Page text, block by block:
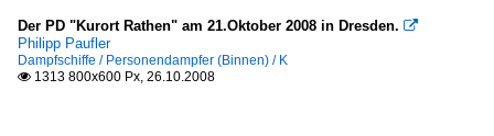
Der PD "Kurort Rathen" am 21.Oktober 2008 in Dresden. 
Philipp Paufler
Dampfschiffe / Personendampfer (Binnen) / K
 1313 800x600 Px, 26.10.2008